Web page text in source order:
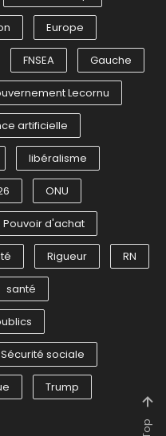
Europe
FNSEA Gauche
Lecornu
artificielle
libéralisme
ONU
Pouvoir d'achat
Rigueur RN
santé
Sécurité sociale
Trump